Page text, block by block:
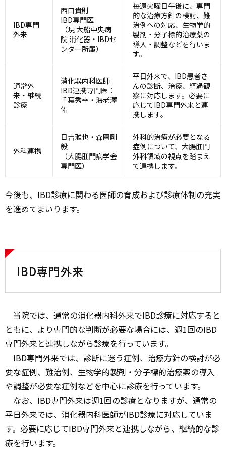
IBD専門
外来
西口貴則
IBD専門医
（現 大船中央病
院 消化器・IBDセ
ンター所属）
毎週火曜日午後に、専門
的な治療方針の検討、難
治例への対応、生物学的
製剤・分子標的治療薬の
導入・調整などを行いま
す。
通常外
来・継続
診療
消化器内科医師
IBD連携専門医：
千葉秀幸・海老澤
佑
平日外来で、IBD患者さ
んの診断、治療、経過観
察に対応します。必要に
応じてIBD専門外来と連
携します。
外科連携
日吉雅也・森園剛
毅
（大腸肛門病学会
専門医）
外科的治療が必要となる
症例について、大腸肛門
外科領域の視点を踏まえ
て連携します。
今後も、IBD診療に関わる医師の育成および診療体制の充実
を進めてまいります。
IBD専門外来
当院では、通常の消化器内科外来でIBD診療に対応すると
ともに、より専門的な判断が必要な場合には、週1回のIBD
専門外来と連携しながら診療を行っています。
IBD専門外来では、診断に迷う症例、治療方針の検討が必
要な症例、難治例、生物学的製剤・分子標的治療薬の導入
や調整が必要な症例などを中心に診療を行っています。
なお、IBD専門外来は週1回の診療となりますが、通常の
平日外来では、消化器内科医師がIBD診療に対応していま
す。必要に応じてIBD専門外来と連携しながら、継続的な診
療を行います。